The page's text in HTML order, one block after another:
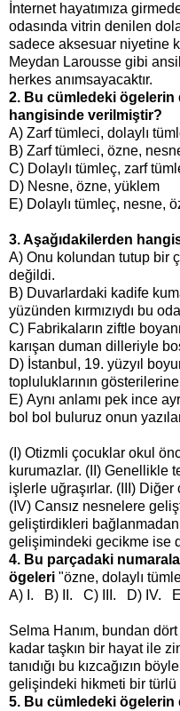
İnternet hayatımıza
odasında vitrin denilen
sadece aksesuar niyetine
Meydan Larousse gibi
herkes anımsayacaktır.
2. Bu cümledeki ögelerin
hangisinde verilmiştir?
A) Zarf tümleci, dolaylı
B) Zarf tümleci, özne,
C) Dolaylı tümleç, zarf
D) Nesne, özne, yüklem
E) Dolaylı tümleç, nesne,
3. Aşağıdakilerden
A) Onu kolundan tutup bir
değildi.
B) Duvarlardaki kadife
yüzünden kırmızıydı bu
C) Fabrikaların ziftle
karışan duman dilleriyle
D) İstanbul, 19. yüzyıl
topluluklarının
E) Aynı anlamı pek ince
bol bol buluruz onun
(I) Otizmli çocuklar okul
kurumazlar. (II) Genellikle
işlerle uğraşırlar. (III) Diğer
(IV) Cansız nesnelere
geliştirdikleri
gelişimindeki gecikme ise
4. Bu parçadaki
ögeleri "özne, dolaylı
A) I. B) II. C) III. D) IV.
Selma Hanım, bundan
kadar taşkın bir hayat ile
tanıdığı bu kızcağızın
gelişindeki hikmeti bir türlü
5. Bu cümledeki ögelerin